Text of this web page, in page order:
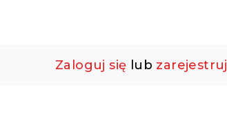
Zaloguj się lub zarejestruj